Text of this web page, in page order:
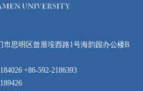
市思明区曾厝垵西路1号海韵园办公楼B
+86-592-2186393